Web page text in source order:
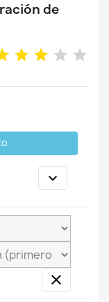
de

